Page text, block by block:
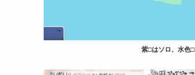
紫□はソロ、水色